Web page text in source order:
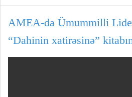
AMEA-da Ümummilli
“Dahinin xatirəsinə”